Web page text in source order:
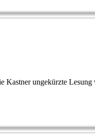
ungekürzte